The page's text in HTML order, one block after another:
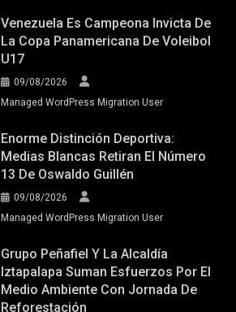
Venezuela Es Campeona Invicta De
La Copa Panamericana De Voleibol
U17
09/08/2026
Managed WordPress Migration User
Enorme Distinción Deportiva:
Medias Blancas Retiran El Número
13 De Oswaldo Guillén
09/08/2026
Managed WordPress Migration User
Grupo Peñafiel Y La Alcaldía
Iztapalapa Suman Esfuerzos Por El
Medio Ambiente Con Jornada De
Reforestación